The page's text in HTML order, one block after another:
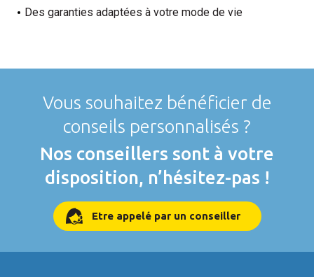
Des garanties adaptées à votre mode de vie
Vous souhaitez bénéficier de
conseils personnalisés ?
Nos conseillers sont à votre
disposition, n’hésitez-pas !
Etre appelé par un conseiller